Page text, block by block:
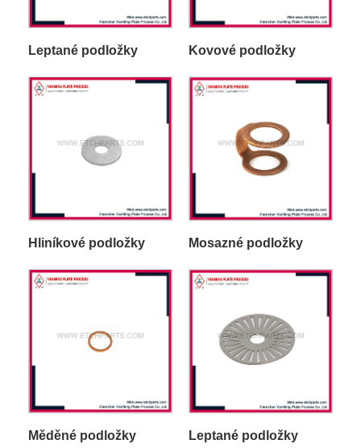
Leptané podložky Kovové podložky
Hliníkové podložky Mosazné podložky
Měděné podložky Leptané podložky